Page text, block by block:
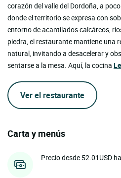
corazón del valle del Dordoña, a
donde el territorio se expresa con
entorno de acantilados calcáreos,
piedra, el restaurante mantiene una
natural, invitando a desacelerar y
sentarse a la mesa. Aquí, la cocina
Ver el restaurante
Carta y menús
Precio desde 52.01USD